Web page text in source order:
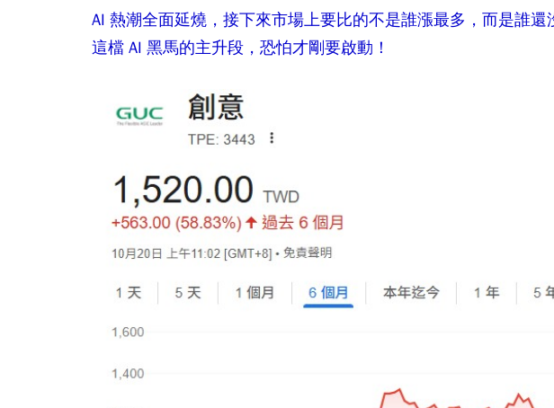
AI 熱潮全面延燒，接下來市場上要比的不是誰漲最多，而是誰還
這檔 AI 黑馬的主升段，恐怕才剛要啟動！